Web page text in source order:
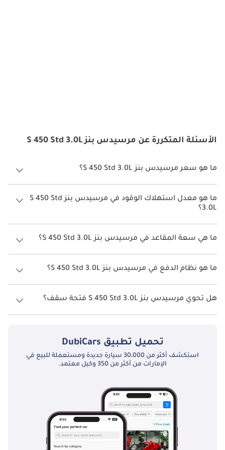
الأسئلة المتكررة عن مرسيدس بنز S 450 Std 3.0L
ما هو سعر مرسيدس بنز S 450 Std 3.0L؟
سعر مرسيدس بنز S 450 Std 3.0L هو درهم 670,900.
ما هو معدل استهلاك الوقود في مرسيدس بنز S 450 Std
3.0L؟
يبلغ معدل استهلاك الوقود المقترح من الشركة المصنعة لسيارة مرسيدس
بنز S 450 2026 من 10كم/ليتر.
ما هي سعة المقاعد في مرسيدس بنز S 450 Std 3.0L؟
تتسع مرسيدس بنز S 450 Std 3.0L لأ 5 أشخاص.
ما هو نظام الدفع في مرسيدس بنز S 450 Std 3.0L؟
نظام الدفع في مرسيدس بنز S 450 Rear Wheel Drive Std 3.0L.
هل تحوي مرسيدس بنز S 450 Std 3.0L فتحة سقف؟
نعم توفر مرسيدس بنز S 450 Std 3.0L فتحة السقف كخيار.
تحميل تطبيق DubiCars
استكشف أكثر من 30،000 سيارة جديدة ومستعملة للبيع في
الإمارات من أكثر من 350 وكيل معتمد.